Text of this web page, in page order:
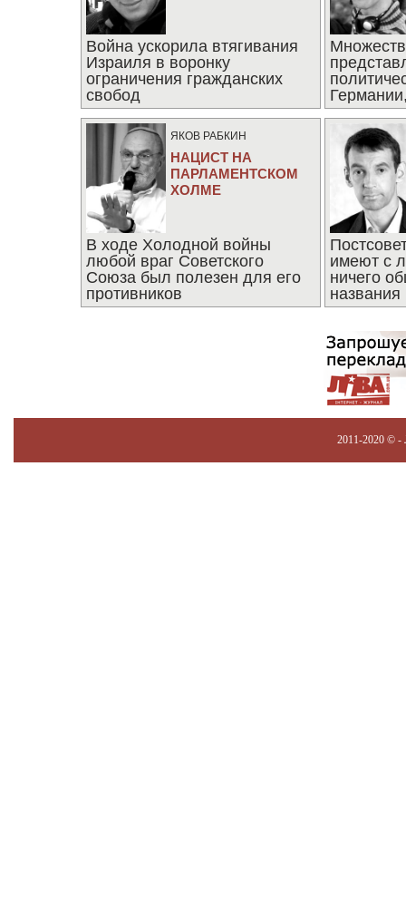
Война ускорила втягивания
Израиля в воронку
ограничения гражданских
свобод
ЯКОВ РАБКИН
НАЦИСТ НА
ПАРЛАМЕНТСКОМ
ХОЛМЕ
В ходе Холодной войны
любой враг Советского
Союза был полезен для его
противников
имеют с
ничего
названия
2011-2020 © -